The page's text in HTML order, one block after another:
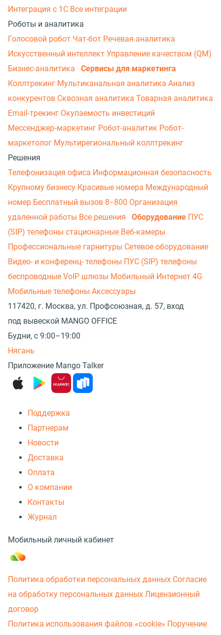
Интеграция с 1С Все интеграции
Роботы и аналитика
Голосовой робот Чат-бот Речевая аналитика
Искусственный интеллект Управление качеством (QM)
Бизнес-аналитика
Сервисы для маркетинга
Коллтрекинг Мультиканальная аналитика Анализ
конкурентов Сквозная аналитика Товарная аналитика
Email-трекинг Окупаемость инвестиций
Мессенджер‑маркетинг Робот-аналитик Робот-
маркетолог Мультирегиональный коллтрекинг
Решения
Телефонизация офиса Информационная безопасность
Крупному бизнесу Красивые номера Международный
номер Бесплатный вызов 8−800 Организация
удаленной работы Все решения Оборудование ПУС
(SIP) телефоны стационарные Веб-камеры
Профессиональные гарнитуры Сетевое оборудование
Видео- и конференц- телефоны ПУС (SIP) телефоны
беспроводные VoIP шлюзы Мобильный Интернет 4G
Мобильные телефоны Аксессуары
117420, г. Москва, ул. Профсоюзная, д. 57, вход
под вывеской MANGO OFFICE
Будни, с 9:00–19:00
Нягань
Приложение Mango Talker
Поддержка
Партнерам
Новости
Доставка
Оплата
О компании
Контакты
Журнал
Мобильный личный кабинет
Политика обработки персональных данных Согласие
на обработку персональных данных Лицензионный
договор
Политика использования файлов «cookie» Поручение